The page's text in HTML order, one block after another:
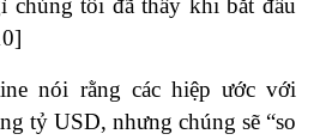
chúng tôi đã thấy khi bắt đầu
nói rằng các hiệp ước với
tỷ USD, nhưng chúng sẽ “so